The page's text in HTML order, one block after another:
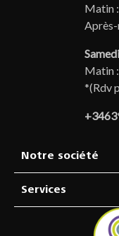
Matin
Matin
*(Rdv
Notre société
Services